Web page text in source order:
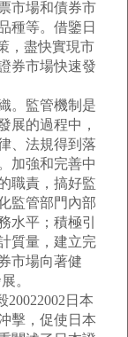
市場和債券市
種等。借鑒日
，盡快實現市
券市場快速發
。監管機制是
展的過程中，
、法規得到落
加強和完善中
職責，搞好監
監管部門內部
水平；積極引
質量，建立完
市場向著健
。
日本
擊，促使日本